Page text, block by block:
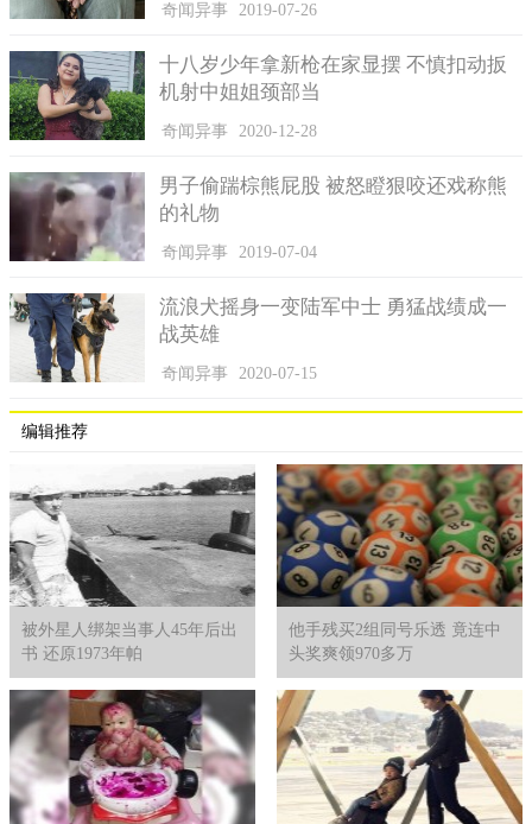
奇闻异事 2019-07-26
十八岁少年拿新枪在家显摆 不慎扣动扳
机射中姐姐颈部当
奇闻异事 2020-12-28
男子偷踹棕熊屁股 被怒瞪狠咬还戏称熊
的礼物
奇闻异事 2019-07-04
流浪犬摇身一变陆军中士 勇猛战绩成一
战英雄
奇闻异事 2020-07-15
编辑推荐
被外星人绑架当事人45年后出
书 还原1973年帕
他手残买2组同号乐透 竟连中
头奖爽领970多万